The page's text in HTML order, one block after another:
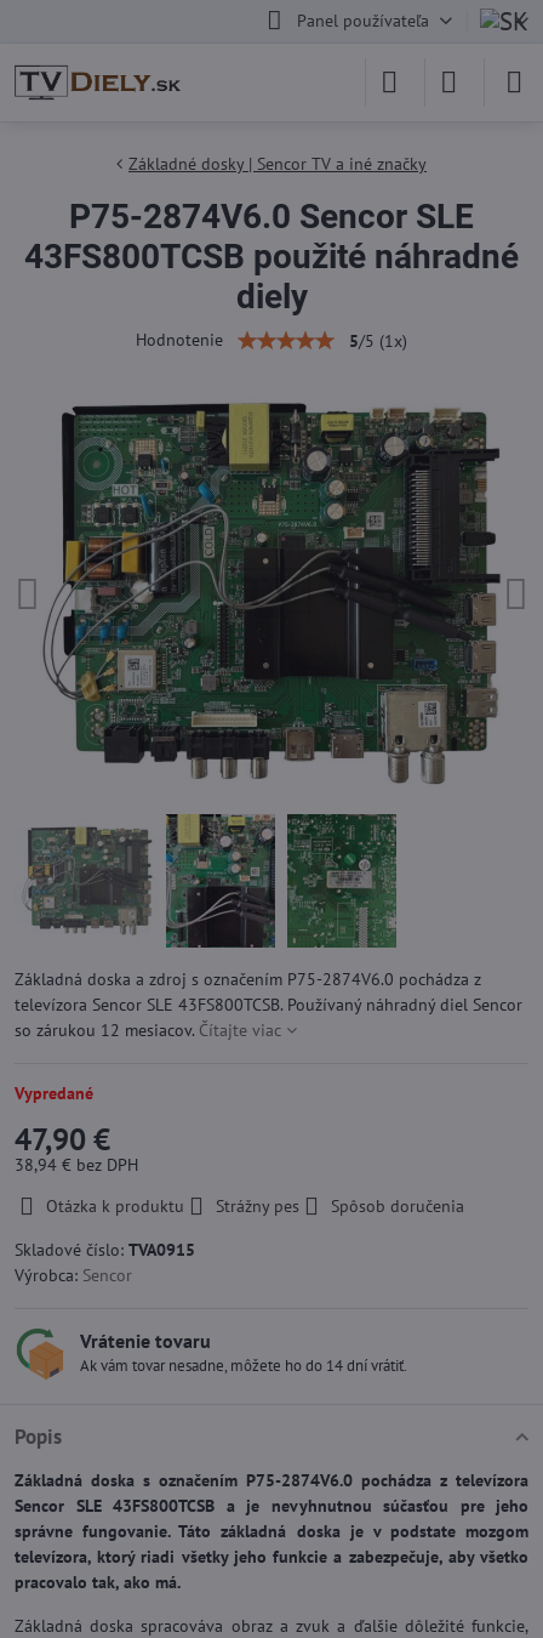
Panel používateľa
Základné dosky | Sencor TV a iné značky
P75-2874V6.0 Sencor SLE
43FS800TCSB použité náhradné
diely
Hodnotenie 5/5 (1 x)
Základná doska a zdroj s označením P75-2874V6.0 pochádza z
televízora Sencor SLE 43FS800TCSB. Používaný náhradný diel Sencor
so zárukou 12 mesiacov. Čítajte viac
Vypredané
47,90 €
38,94 € bez DPH
Otázka k produktu
Strážny pes
Spôsob doručenia
Skladové číslo: TVA0915
Výrobca: Sencor
Vrátenie tovaru
Ak vám tovar nesadne, môžete ho do 14 dní vrátiť.
Popis
Základná doska s označením P75-2874V6.0 pochádza z televízora
Sencor SLE 43FS800TCSB a je nevyhnutnou súčasťou pre jeho
správne fungovanie. Táto základná doska je v podstate mozgom
televízora, ktorý riadi všetky jeho funkcie a zabezpečuje, aby všetko
pracovalo tak, ako má.
Základná doska spracováva obraz a zvuk a ďalšie dôležité funkcie,